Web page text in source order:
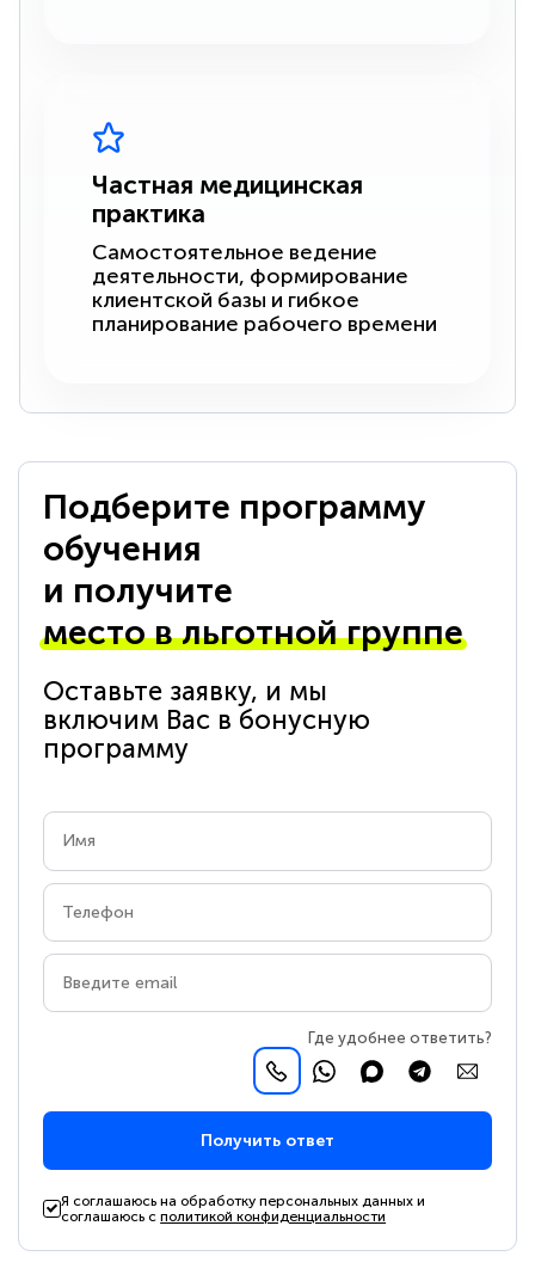
Частная медицинская
практика
Самостоятельное ведение
деятельности, формирование
клиентской базы и гибкое
планирование рабочего времени
Подберите программу
обучения
и получите
место в льготной группе
Оставьте заявку, и мы
включим Вас в бонусную
программу
Где удобнее ответить?
Получить ответ
Я соглашаюсь на обработку персональных данных и
соглашаюсь сполитикой конфиденциальности